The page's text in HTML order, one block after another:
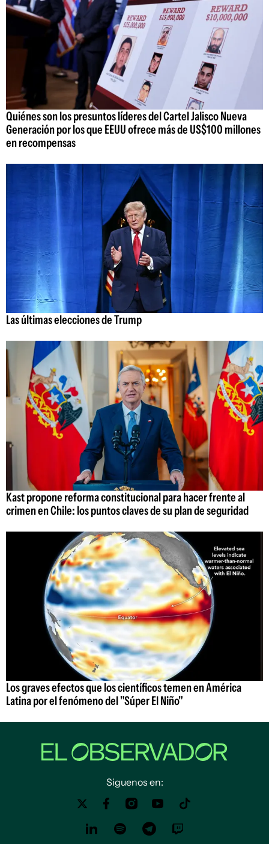
Quiénes son los presuntos líderes del Cartel Jalisco Nueva
Generación por los que EEUU ofrece más de US$100 millones
en recompensas
Las últimas elecciones de Trump
Kast propone reforma constitucional para hacer frente al
crimen en Chile: los puntos claves de su plan de seguridad
Los graves efectos que los científicos temen en América
Latina por el fenómeno del "Súper El Niño"
Siguenos en: